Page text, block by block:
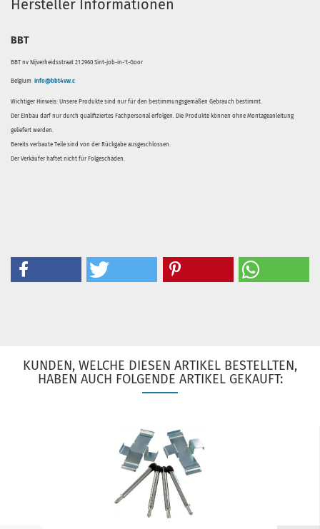
Hersteller Informationen
BBT
BBT nv Nijverheidsstraat 21 2960 Sint-job-in-'t-Goor
Belgium info@bbt4vw.c
Wichtiger Hinweis: Unsere Produkte sind nur für den bestimmungsgemäßen Gebrauch bestimmt.
Der Einbau darf nur durch qualifiziertes Fachpersonal erfolgen. Die Produkte können ohne Montageanleitung
geliefert werden.
Bereits verbaute Teile sind von der Rückgabe ausgeschlossen.
Der Verkäufer haftet nicht für Folgeschäden.
KUNDEN, WELCHE DIESEN ARTIKEL BESTELLTEN,
HABEN AUCH FOLGENDE ARTIKEL GEKAUFT: